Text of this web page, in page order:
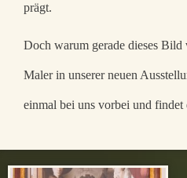
prägt.
Doch warum gerade dieses Bild
Maler in unserer neuen
einmal bei uns vorbei und findet